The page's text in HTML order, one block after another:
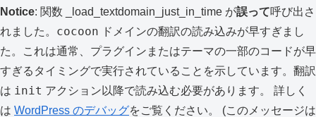
Notice: 関数 _load_textdomain_just_in_time が誤って呼び出さ
れました。 cocoon ドメインの翻訳の読み込みが早すぎまし
た。これは通常、プラグインまたはテーマの一部のコードが早
すぎるタイミングで実行されていることを示しています。翻訳
は init アクション以降で読み込む必要があります。 詳しく
は WordPress のデバッグをご覧ください。 (このメッセージは